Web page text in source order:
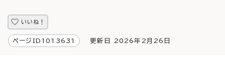
いいね！
ページID1013631 更新日 2026年2月26日